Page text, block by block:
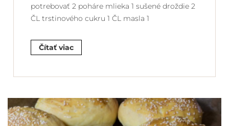
potrebovať 2 poháre mlieka 1 sušené droždie 2
ČL trstinového cukru 1 ČL masla 1
Čítať viac